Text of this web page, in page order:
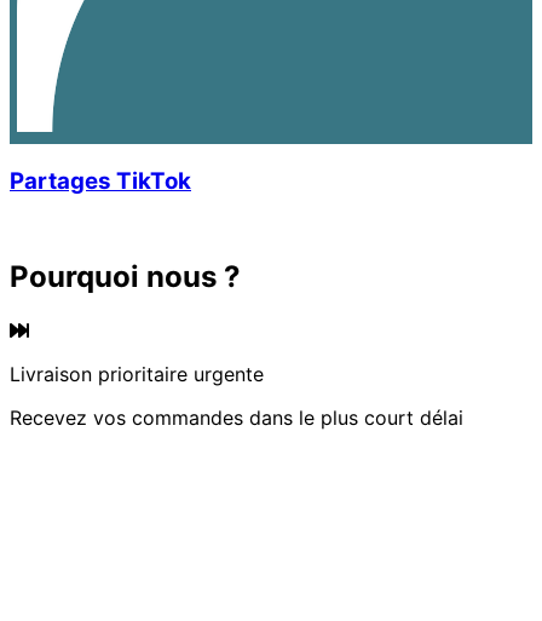
Partages TikTok
Pourquoi nous ?
Livraison prioritaire urgente
Recevez vos commandes dans le plus court délai